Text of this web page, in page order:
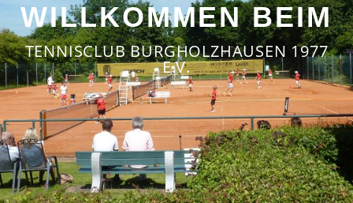
WILLKOMMEN BEIM
TENNISCLUB BURGHOLZHAUSEN 1977
E.V.